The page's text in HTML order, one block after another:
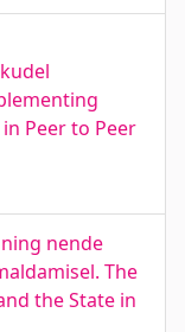
Peer to Peer
nende
The
the State in